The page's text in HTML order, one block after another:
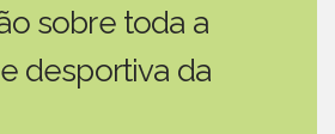
sobre toda a
desportiva da